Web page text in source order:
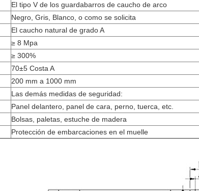
El tipo V de los guardabarros de caucho de arco
Negro, Gris, Blanco, o como se solicita
El caucho natural de grado A
≥ 8 Mpa
≥ 300%
70±5 Costa A
200 mm a 1000 mm
Las demás medidas de seguridad:
Panel delantero, panel de cara, perno, tuerca, etc.
Bolsas, paletas, estuche de madera
Protección de embarcaciones en el muelle